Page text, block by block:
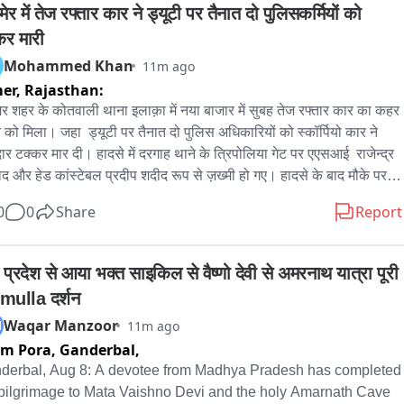
में तेज रफ्तार कार ने ड्यूटी पर तैनात दो पुलिसकर्मियों को
मारी
Mohammed Khan 11m ago
Rajasthan:
शहर के कोतवाली थाना इलाक़ा में नया बाजार में सुबह तेज रफ्तार कार का कहर
मिला। जहा  ड्यूटी पर तैनात दो पुलिस अधिकारियों को स्कॉर्पियो कार ने
टक्कर मार दी। हादसे में दरगाह थाने के त्रिपोलिया गेट पर एएसआई  राजेन्द्र
और हेड कांस्टेबल प्रदीप शदीद रूप से ज़ख्मी हो गए। हादसे के बाद मौके पर
की इत्तला मिलते ही पुलिस मौके पर पहुंची और दोनों ज़ख़्मीयो को फ़ौरन
राजेन्द्र प्रसाद की हालत बेहद नाजुक बनी हुई है। हादसे की इत्तला मिलते ही
हर्षवर्धन अग्रवाला भी जेएलएन हॉस्पिटल पहुंचे और ज़ख्मी पुलिसकर्मियों की
की जानकारी ली।
के बाद कार ड्राइवर स्कॉर्पियो समेत मौके से फरार हो गया। पुलिस ने आसपास
कैमरों की फुटेज खंगालना शुरू कर दिया है और फरार ड्राइवर की तलाश
गईं है। पुलिस हादसे के वजूहात की भी जांच कर रही है。
है कि ASI राजेन्द्र प्रसाद और हेड कांस्टेबल प्रदीप का हाल ही में गंज थाने
0 Share Report
प्रदेश से आया भक्त साइकिल से वैष्णो देवी से अमरनाथ यात्रा पूरी
दर्शन
Waqar Manzoor 11m ago
Pora, Ganderbal,
Aug 8: A devotee from Madhya Pradesh has completed
to Mata Vaishno Devi and the holy Amarnath Cave